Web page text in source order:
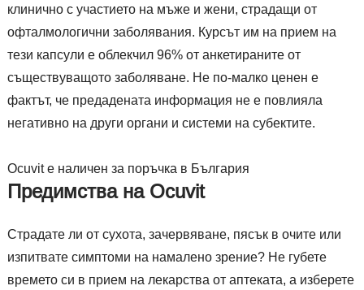
клинично с участието на мъже и жени, страдащи от
офталмологични заболявания. Курсът им на прием на
тези капсули е облекчил 96% от анкетираните от
съществуващото заболяване. Не по-малко ценен е
фактът, че предадената информация не е повлияла
негативно на други органи и системи на субектите.
Ocuvit е наличен за поръчка в България
Предимства на Ocuvit
Страдате ли от сухота, зачервяване, пясък в очите или
изпитвате симптоми на намалено зрение? Не губете
времето си в прием на лекарства от аптеката, а изберете